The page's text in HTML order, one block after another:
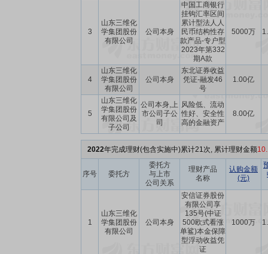
3
山东三维化
学集团股份
有限公司
公司本身
中国工商银行
挂钩汇率区间
累计型法人人
民币结构性存
款产品-专户型
2023年第332
期A款
5000万
4
山东三维化
学集团股份
有限公司
公司本身
东北证券收益
凭证-融发46
号
1.00亿
5
山东三维化
学集团股份
有限公司及
子公司
公司本身,上
市公司子公
司
风险低、流动
性好、安全性
高的金融资产
8.00亿
2022年完成理财(包含实施中)累计21次, 累计理财金额
序号 委托方
委托方
与上市
公司关系
理财产品
名称
认购金额
(元)
1
山东三维化
学集团股份
有限公司
公司本身
安信证券股份
有限公司享
135号(中证
500欧式看涨
单鲨)本金保障
型浮动收益凭
证
1000万